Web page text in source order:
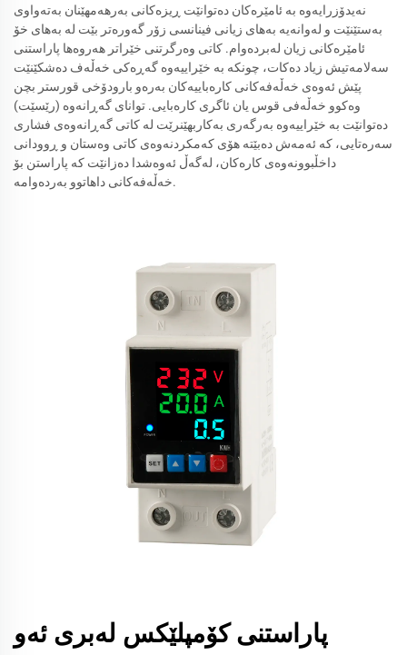
نەیدۆزرایەوە بە ئامێرەکان دەتوانێت ڕیزەکانی بەرهەمھێنان بەتەواوی
بەستێنێت و لەوانەیە بەھای زیانی فینانسی زۆر گەورەتر بێت لە بەھای خۆ
ئامێرەکانی زیان لەبردەوام. کاتی وەرگرتنی خێراتر هەروەها پاراستنی
سەلامەتیش زیاد دەکات، چونکە بە خێراییەوە گەڕەکی خەڵەف دەشکێنێت
پێش ئەوەی خەڵەفەکانی کارەباییەکان بەرەو بارودۆخی قورستر بچن
وەکوو خەڵەفی قوس یان ئاگری کارەبایی. توانای گەڕانەوە (رێسێت)
دەتوانێت بە خێراییەوە بەرگەری بەکاربھێنرێت لە کاتی گەڕانەوەی فشاری
سەرەتایی، کە ئەمەش دەبێتە هۆی کەمکردنەوەی کاتی وەستان و ڕوودانی
داخڵبوونەوەی کارەکان، لەگەڵ ئەوەشدا دەزانێت کە پاراستن بۆ
خەڵەفەکانی داهاتوو بەردەوامە.
پاراستنی کۆمپلێکس لەبری ئەو